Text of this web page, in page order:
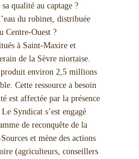
qualité au captage ?
du robinet, distribuée
Centre-Ouest ?
à Saint-Maxire et
de la Sèvre niortaise.
produit environ 2,5 millions
Cette ressource a besoin
est affectée par la présence
Syndicat s’est engagé
de reconquête de la
et mène des actions
(agriculteurs, conseillers